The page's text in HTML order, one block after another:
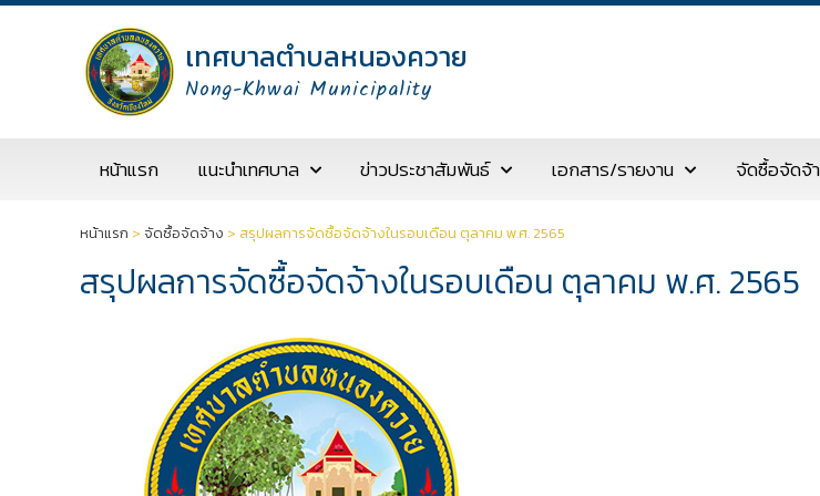
เทศบาลตำบลหนองควาย
Nong-Khwai Municipality
หน้าแรก แนะนำเทศบาล ข่าวประชาสัมพันธ์ เอกสาร/รายงาน จัดซื้อจัดจ้
หน้าแรก > จัดซื้อจัดจ้าง > สรุปผลการจัดซื้อจัดจ้างในรอบเดือน ตุลาคม พ.ศ. 2565
สรุปผลการจัดซื้อจัดจ้างในรอบเดือน ตุลาคม พ.ศ. 2565